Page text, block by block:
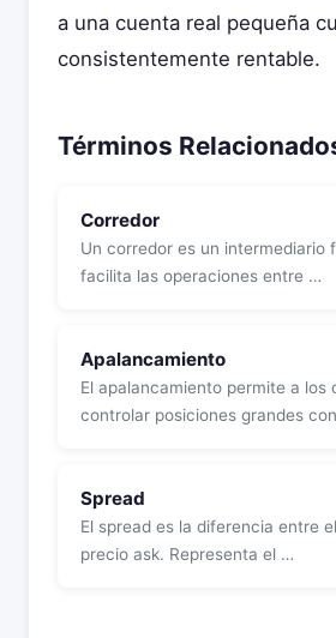
a una cuenta real pequeña
consistentemente rentable.
Términos
Corredor
Un corredor es un intermediario
facilita las operaciones entre …
Apalancamiento
El apalancamiento permite a los
controlar posiciones grandes
Spread
El spread es la diferencia entre
precio ask. Representa el …